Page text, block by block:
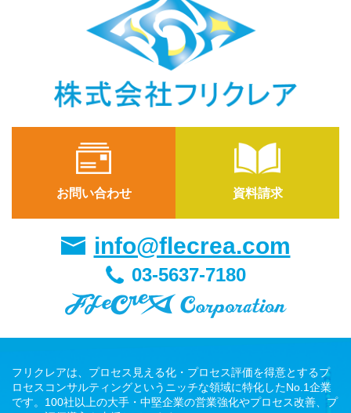
お問い合わせ 資料請求
info@flecrea.com
03-5637-7180
フリクレアは、プロセス見える化・プロセス評価を得意とするプ
ロセスコンサルティングというニッチな領域に特化したNo.1企業
です。100社以上の大手・中堅企業の営業強化やプロセス改善、プ